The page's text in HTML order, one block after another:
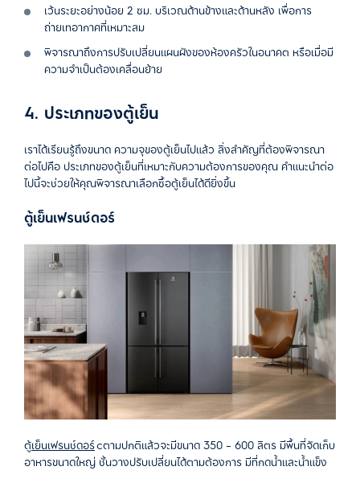
เว้นระยะอย่างน้อย 2 ซม. บริเวณด้านข้างและด้านหลัง เพื่อการ
ถ่ายเทอากาศที่เหมาะสม
พิจารณาถึงการปรับเปลี่ยนแผนผังของห้องครัวในอนาคต หรือเมื่อมี
ความจำเป็นต้องเคลื่อนย้าย
4. ประเภทของตู้เย็น
เราได้เรียนรู้ถึงขนาด ความจุของตู้เย็นไปแล้ว สิ่งสำคัญที่ต้องพิจารณา
ต่อไปคือ ประเภทของตู้เย็นที่เหมาะกับความต้องการของคุณ คำแนะนำต่อ
ไปนี้จะช่วยให้คุณพิจารณาเลือกซื้อตู้เย็นได้ดียิ่งขึ้น
ตู้เย็นเฟรนช์ดอร์
ตู้เย็นเฟรนช์ดอร์cตามปกติแล้วจะมีขนาด 350 – 600 ลิตร มีพื้นที่จัดเก็บ
อาหารขนาดใหญ่ ชั้นวางปรับเปลี่ยนได้ตามต้องการ มีที่กดน้ำและน้ำแข็ง